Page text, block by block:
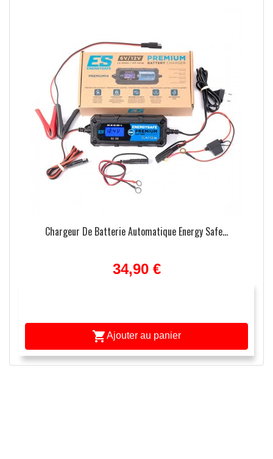
Chargeur De Batterie Automatique Energy Safe...
34,90 €
Ajouter au panier